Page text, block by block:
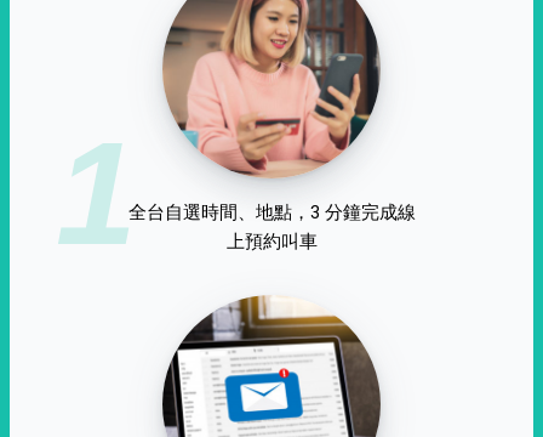
1全台自選時間、地點，3 分鐘完成線
上預約叫車